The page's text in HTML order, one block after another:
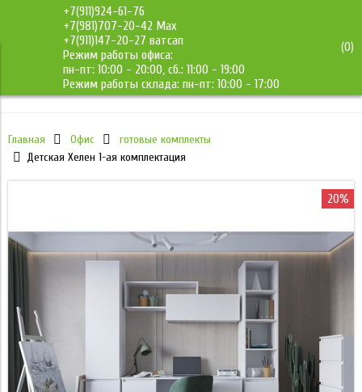
+7(911)924-61-76
+7(981)707-20-42 Max
+7(911)147-20-27 ватсап
Режим работы офиса:
пн-пт: 10:00 - 20:00, сб.: 11:00 - 19:00
Режим работы склада: пн-пт: 10:00 - 17:00
(0)
ДМС-Мебель
Главная Офис
готовые комплекты
Детская Хелен 1-ая комплектация
20%